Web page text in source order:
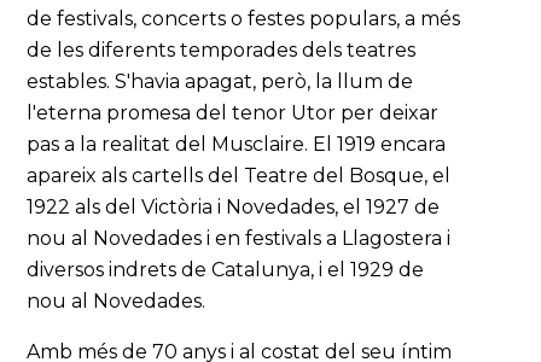
de festivals, concerts o festes populars, a més
de les diferents temporades dels teatres
estables. S'havia apagat, però, la llum de
l'eterna promesa del tenor Utor per deixar
pas a la realitat del Musclaire. El 1919 encara
apareix als cartells del Teatre del Bosque, el
1922 als del Victòria i Novedades, el 1927 de
nou al Novedades i en festivals a Llagostera i
diversos indrets de Catalunya, i el 1929 de
nou al Novedades.
Amb més de 70 anys i al costat del seu íntim